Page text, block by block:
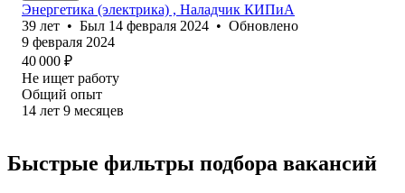
Энергетика (электрика) , Наладчик КИПиА
39 лет • Был 14 февраля 2024 • Обновлено
9 февраля 2024
40 000 ₽
Не ищет работу
Общий опыт
14 лет 9 месяцев
Быстрые фильтры подбора вакансий